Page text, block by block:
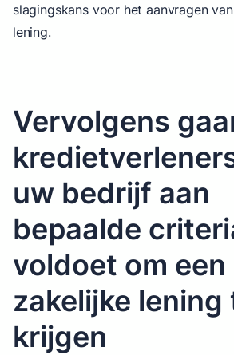
slagingskans voor het aanvragen
lening.
Vervolgens
uw bedrijf aan
bepaalde
voldoet om een
zakelijke lening
krijgen